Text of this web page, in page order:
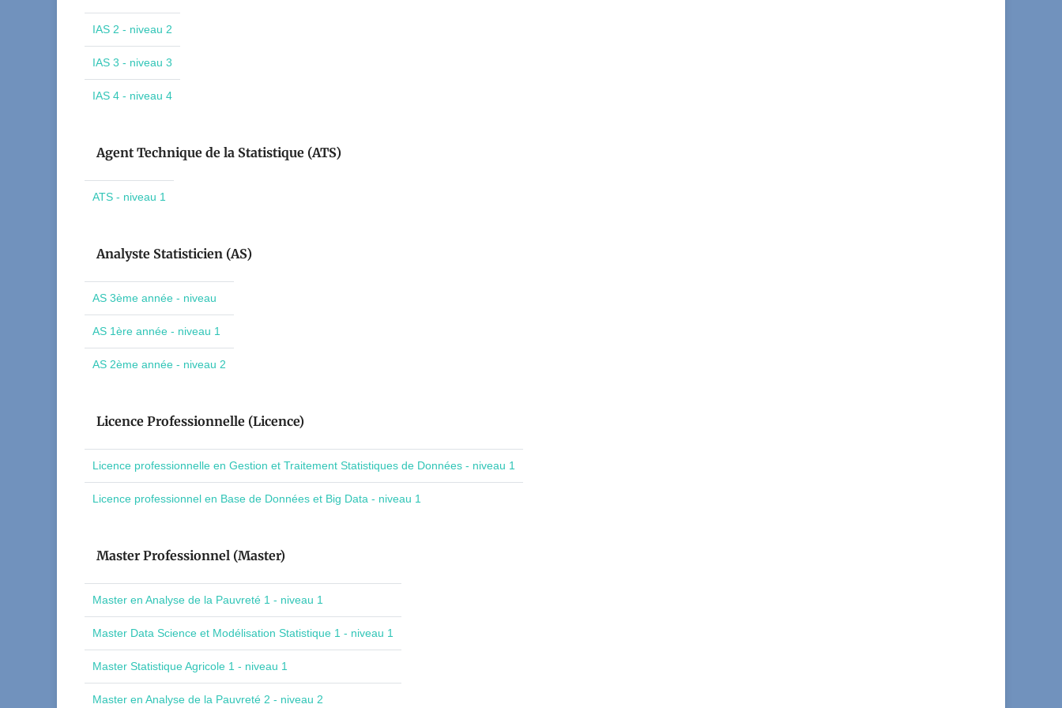
IAS 2 - niveau 2
IAS 3 - niveau 3
IAS 4 - niveau 4
Agent Technique de la Statistique (ATS)
ATS - niveau 1
Analyste Statisticien (AS)
AS 3ème année - niveau
AS 1ère année - niveau 1
AS 2ème année - niveau 2
Licence Professionnelle (Licence)
Licence professionnelle en Gestion et Traitement Statistiques de Données - niveau 1
Licence professionnel en Base de Données et Big Data - niveau 1
Master Professionnel (Master)
Master en Analyse de la Pauvreté 1 - niveau 1
Master Data Science et Modélisation Statistique 1 - niveau 1
Master Statistique Agricole 1 - niveau 1
Master en Analyse de la Pauvreté 2 - niveau 2